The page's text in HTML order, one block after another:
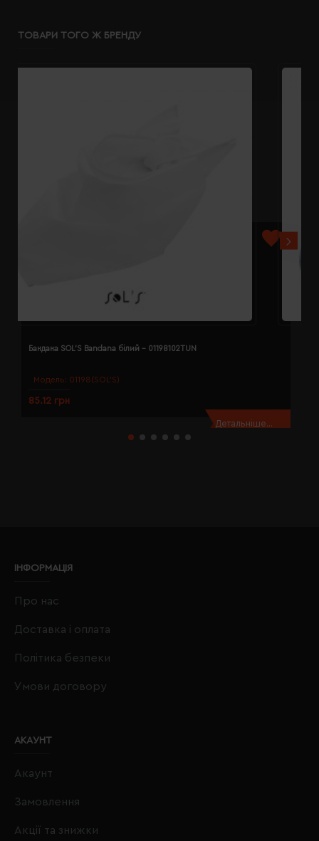
ТОВАРИ ТОГО Ж БРЕНДУ
Модель: 01198(SOL’S)
Бандана SOL'S Bandana білий - 01198102TUN
85.12 грн
Детальніше...
ІНФОРМАЦІЯ
Про нас
Доставка і оплата
Політика безпеки
Умови договору
АКАУНТ
Акаунт
Замовлення
Акції та знижки